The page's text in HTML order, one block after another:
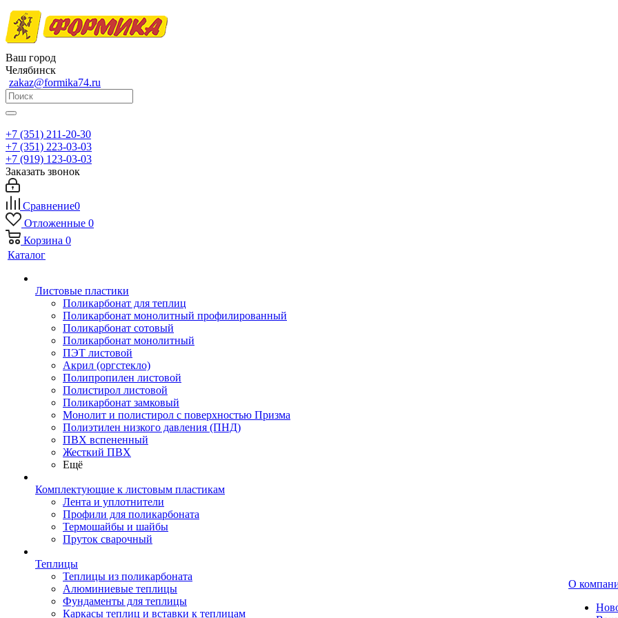
Ваш город
Челябинск
zakaz@formika74.ru
+7 (351) 211-20-30
+7 (351) 223-03-03
+7 (919) 123-03-03
Заказать звонок
Сравнение0
Отложенные 0
Корзина 0
Каталог
Листовые пластики
Поликарбонат для теплиц
Поликарбонат монолитный профилированный
Поликарбонат сотовый
Поликарбонат монолитный
ПЭТ листовой
Акрил (оргстекло)
Полипропилен листовой
Полистирол листовой
Поликарбонат замковый
Монолит и полистирол с поверхностью Призма
Полиэтилен низкого давления (ПНД)
ПВХ вспененный
Жесткий ПВХ
Ещё
Комплектующие к листовым пластикам
Лента и уплотнители
Профили для поликарбоната
Термошайбы и шайбы
Пруток сварочный
Теплицы
Теплицы из поликарбоната
Алюминиевые теплицы
Фундаменты для теплицы
Каркасы теплиц и вставки к теплицам
О